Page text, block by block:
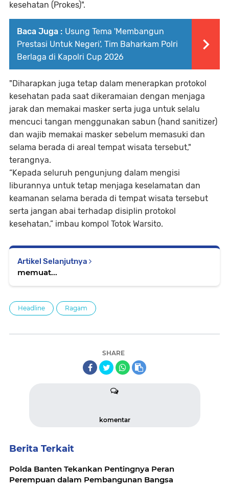
kesehatan (Prokes)".
Baca Juga : Usung Tema 'Membangun
Prestasi Untuk Negeri', Tim Baharkam Polri
Berlaga di Kapolri Cup 2026
"Diharapkan juga tetap dalam menerapkan protokol
kesehatan pada saat dikeramaian dengan menjaga
jarak dan memakai masker serta juga untuk selalu
mencuci tangan menggunakan sabun (hand sanitizer)
dan wajib memakai masker sebelum memasuki dan
selama berada di areal tempat wisata tersebut,"
terangnya.
“Kepada seluruh pengunjung dalam mengisi
liburannya untuk tetap menjaga keselamatan dan
keamanan selama berada di tempat wisata tersebut
serta jangan abai terhadap disiplin protokol
kesehatan,” imbau kompol Totok Warsito.
Artikel Selanjutnya
memuat...
Headline Ragam
SHARE
komentar
Berita Terkait
Polda Banten Tekankan Pentingnya Peran
Perempuan dalam Pembangunan Bangsa